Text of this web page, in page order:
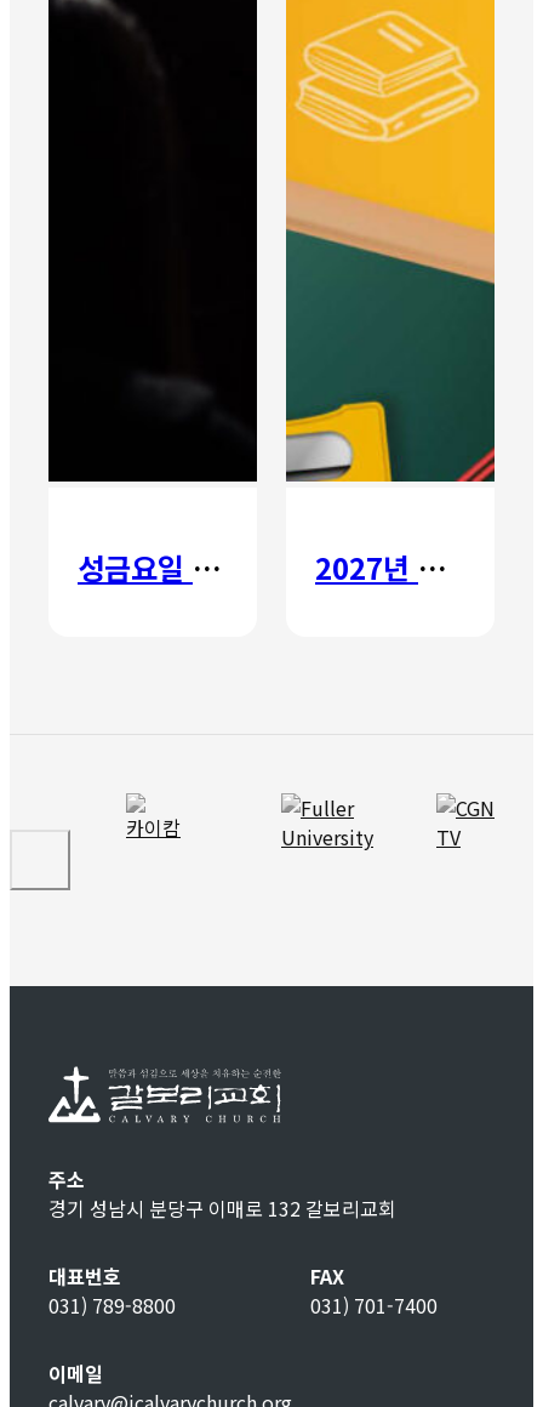
성금요일 칸타타 2027년 갈보리 어학원 유치부 신입생 모집
주소
경기 성남시 분당구 이매로 132 갈보리교회
대표번호
031) 789-8800
FAX
031) 701-7400
이메일